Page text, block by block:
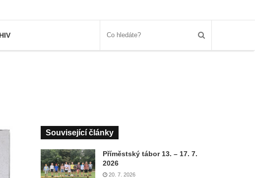
Související články
Příměstský tábor 13. – 17. 7.
2026
20. 7. 2026